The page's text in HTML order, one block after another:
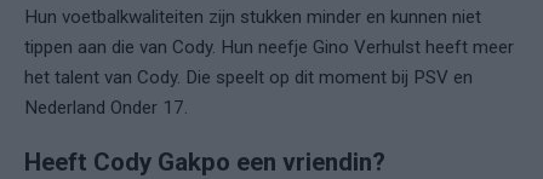
Hun voetbalkwaliteiten zijn stukken minder en kunnen niet
tippen aan die van Cody. Hun neefje Gino Verhulst heeft meer
het talent van Cody. Die speelt op dit moment bij PSV en
Nederland Onder 17.
Heeft Cody Gakpo een vriendin?